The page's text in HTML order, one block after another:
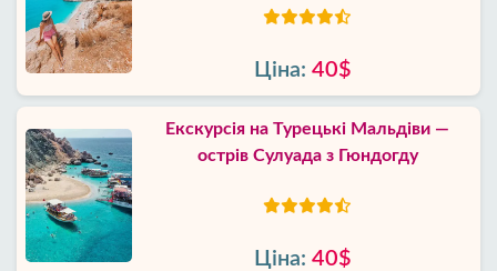
Ціна: 40$
Екскурсія на Турецькі Мальдіви —
острів Сулуада з Гюндогду
Ціна: 40$